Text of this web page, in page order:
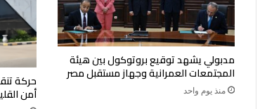
مدبولي يشهد توقيع بروتوكول بين هيئة
المجتمعات العمرانية وجهاز مستقبل مصر
منذ يوم واحد
حركة
أمن